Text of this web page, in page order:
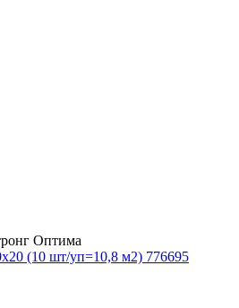
Оптима
(10 шт/уп=10,8 м2) 776695